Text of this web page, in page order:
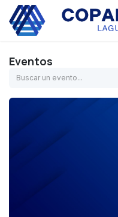
Ir al contenido
Eventos